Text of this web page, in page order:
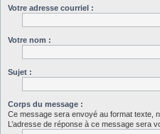
Votre adresse courriel :
Votre nom :
Sujet :
Corps du message :
Ce message sera envoyé au format texte,
L’adresse de réponse à ce message sera